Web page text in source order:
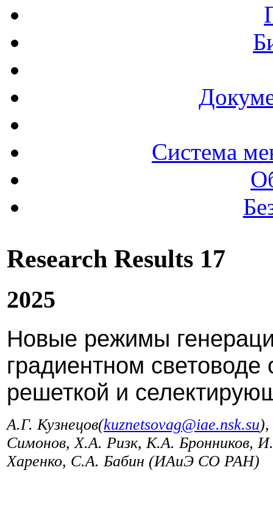
Система
Research Results 17
2025
Новые режимы
градиентном световоде
решеткой и
А.Г. Кузнецов(kuznetsovag​@​iae.nsk.su
Симонов, Х.А. Ризк, К.А. Бронников,
Харенко, С.А. Бабин (ИАиЭ СО РАН)